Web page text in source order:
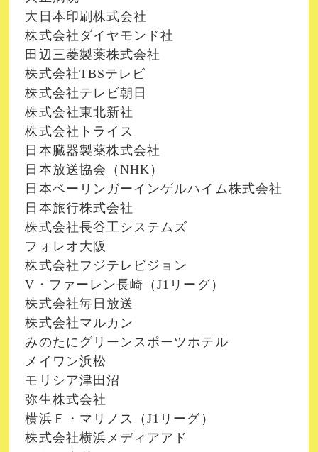
大日本印刷株式会社
株式会社ダイヤモンド社
田辺三菱製薬株式会社
株式会社TBSテレビ
株式会社テレビ朝日
株式会社東北新社
株式会社トライス
日本臓器製薬株式会社
日本放送協会（NHK）
日本ベーリンガーインゲルハイム株式会社
日本旅行株式会社
株式会社長谷工システムズ
フォレオ大阪
株式会社フジテレビジョン
V・ファーレン長崎（J1リーグ）
株式会社毎日放送
株式会社マルカン
みのたにグリーンスポーツホテル
メイワン浜松
モリシア津田沼
弥生株式会社
横浜Ｆ・マリノス（J1リーグ）
株式会社横浜メディアアド